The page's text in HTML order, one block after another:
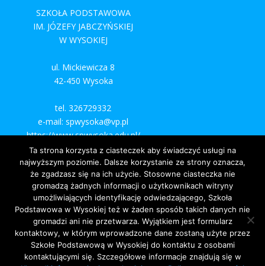
SZKOŁA PODSTAWOWA
IM. JÓZEFY JABCZYŃSKIEJ
W WYSOKIEJ
ul. Mickiewicza 8
42-450 Wysoka
tel. 326729332
e-mail: spwysoka@vp.pl
https://www.spwysoka.edu.pl/
Ta strona korzysta z ciasteczek aby świadczyć usługi na
najwyższym poziomie. Dalsze korzystanie ze strony oznacza,
że zgadzasz się na ich użycie. Stosowne ciasteczka nie
gromadzą żadnych informacji o użytkownikach witryny
umożliwiających identyfikację odwiedzającego, Szkoła
Podstawowa w Wysokiej też w żaden sposób takich danych nie
gromadzi ani nie przetwarza. Wyjątkiem jest formularz
kontaktowy, w którym wprowadzone dane zostaną użyte przez
Szkołe Podstawową w Wysokiej do kontaktu z osobami
kontaktującymi się. Szczegółowe informacje znajdują się w